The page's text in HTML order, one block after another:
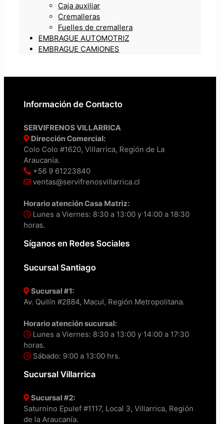
Caja auxiliar
Cremalleras
Fuelles de cremallera
EMBRAGUE AUTOMOTRIZ
EMBRAGUE CAMIONES
Información de Contacto
SERVIFRENOS VILLARRICA
Dirección Comercial:
Colo Colo #1620, Villarrica, Región de La
Araucanía.
+56 9 61223840
ventas@servifrenosvillarrica.cl
Horario atención Casa Matriz:
Lunes a Viernes: 8:30 a 13:00 y 14:00 a 18:30
horas.
Síganos en Redes Sociales
Sucursal Santiago
Sucursal #1:
Av. Quilín #2884, Macul, Región Metropolitana.
Horario atención sucursal:
Lunes a Viernes: 8:30 a 13:00 y 14:00 a 17:30
horas.
Sábado: 9:00 a 13:00 hrs.
Sucursal Villarrica
Sucursal #2:
Saturnino Epulef #1117, Local 3, Villarrica, Región
de la Araucanía.